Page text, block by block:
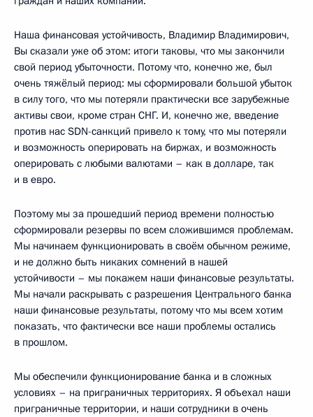
Наша финансовая устойчивость, Владимир Владимирович,
Вы сказали уже об этом: итоги таковы, что мы закончили
свой период убыточности. Потому что, конечно же, был
очень тяжёлый период: мы сформировали большой убыток
в силу того, что мы потеряли практически все зарубежные
активы свои, кроме стран СНГ. И, конечно же, введение
против нас SDN-санкций привело к тому, что мы потеряли
и возможность оперировать на биржах, и возможность
оперировать с любыми валютами – как в долларе, так
и в евро.
Поэтому мы за прошедший период времени полностью
сформировали резервы по всем сложившимся проблемам.
Мы начинаем функционировать в своём обычном режиме,
и не должно быть никаких сомнений в нашей
устойчивости – мы покажем наши финансовые результаты.
Мы начали раскрывать с разрешения Центрального банка
наши финансовые результаты, потому что мы всем хотим
показать, что фактически все наши проблемы остались
в прошлом.
Мы обеспечили функционирование банка и в сложных
условиях – на приграничных территориях. Я объехал наши
приграничные территории, и наши сотрудники в очень